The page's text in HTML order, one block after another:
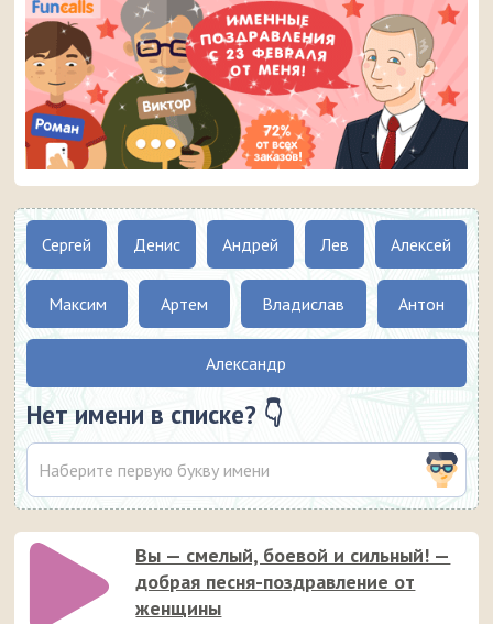
Сергей Денис Андрей Лев Алексей
Максим Артем Владислав Антон
Александр
Нет имени в списке? 👇
Вы — смелый, боевой и сильный! —
добрая песня-поздравление от
женщины